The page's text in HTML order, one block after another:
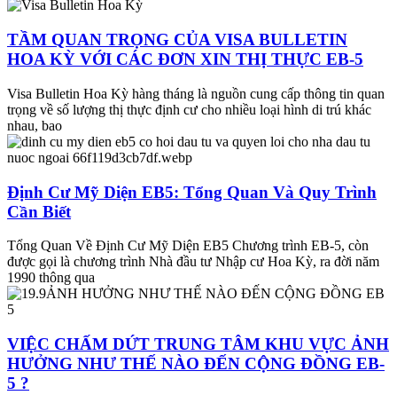
TẦM QUAN TRỌNG CỦA VISA BULLETIN
HOA KỲ VỚI CÁC ĐƠN XIN THỊ THỰC EB-5
Visa Bulletin Hoa Kỳ hàng tháng là nguồn cung cấp thông tin quan
trọng về số lượng thị thực định cư cho nhiều loại hình di trú khác
nhau, bao
Định Cư Mỹ Diện EB5: Tổng Quan Và Quy Trình
Cần Biết
Tổng Quan Về Định Cư Mỹ Diện EB5 Chương trình EB-5, còn
được gọi là chương trình Nhà đầu tư Nhập cư Hoa Kỳ, ra đời năm
1990 thông qua
VIỆC CHẤM DỨT TRUNG TÂM KHU VỰC ẢNH
HƯỞNG NHƯ THẾ NÀO ĐẾN CỘNG ĐỒNG EB-
5 ?